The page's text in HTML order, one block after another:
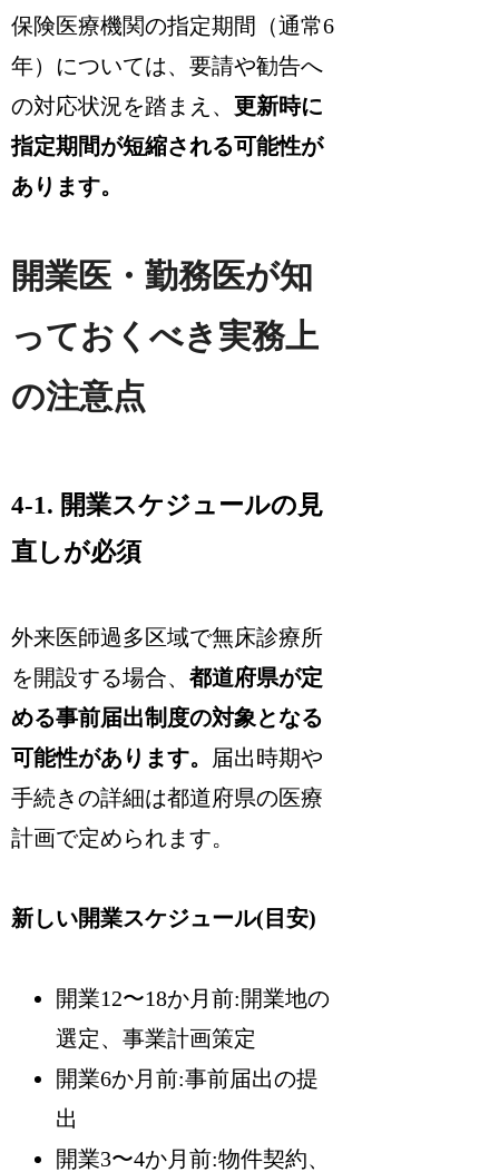
保険医療機関の指定期間（通常6
年）については、要請や勧告へ
の対応状況を踏まえ、 更新時に
指定期間が短縮される可能性が
あります。
開業医・勤務医が知
っておくべき実務上
の注意点
4-1. 開業スケジュールの見
直しが必須
外来医師過多区域で無床診療所
を開設する場合、都道府県が定
める事前届出制度の対象となる
可能性があります。 届出時期や
手続きの詳細は都道府県の医療
計画で定められます。
新しい開業スケジュール(目安)
開業12〜18か月前:開業地の
選定、事業計画策定
開業6か月前:事前届出の提
出
開業3〜4か月前:物件契約、